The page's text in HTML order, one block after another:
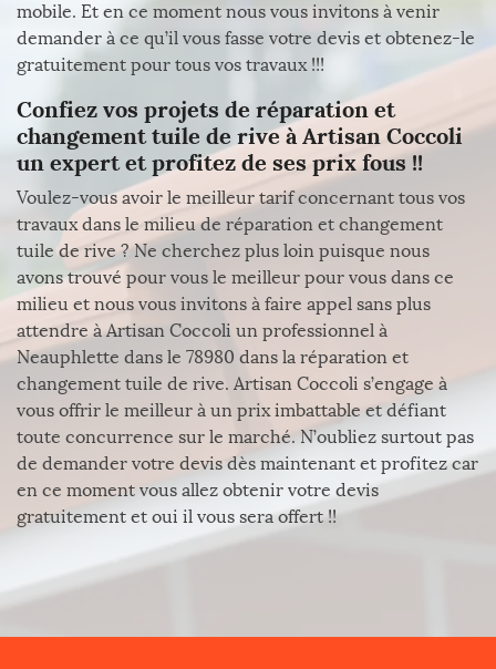
mobile. Et en ce moment nous vous invitons à venir
demander à ce qu’il vous fasse votre devis et obtenez-le
gratuitement pour tous vos travaux !!!
Confiez vos projets de réparation et
changement tuile de rive à Artisan Coccoli
un expert et profitez de ses prix fous !!
Voulez-vous avoir le meilleur tarif concernant tous vos
travaux dans le milieu de réparation et changement
tuile de rive ? Ne cherchez plus loin puisque nous
avons trouvé pour vous le meilleur pour vous dans ce
milieu et nous vous invitons à faire appel sans plus
attendre à Artisan Coccoli un professionnel à
Neauphlette dans le 78980 dans la réparation et
changement tuile de rive. Artisan Coccoli s’engage à
vous offrir le meilleur à un prix imbattable et défiant
toute concurrence sur le marché. N’oubliez surtout pas
de demander votre devis dès maintenant et profitez car
en ce moment vous allez obtenir votre devis
gratuitement et oui il vous sera offert !!